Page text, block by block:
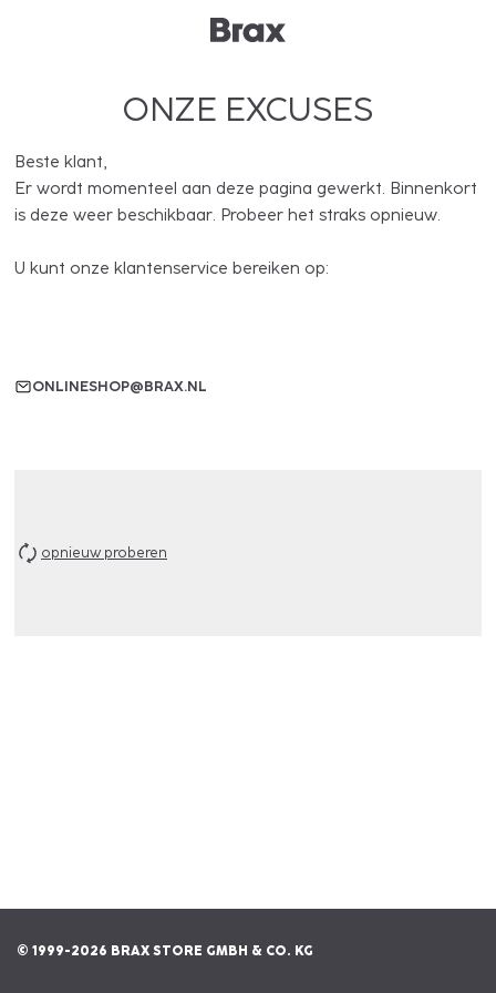
ONZE EXCUSES
Beste klant,
Er wordt momenteel aan deze pagina gewerkt. Binnenkort
is deze weer beschikbaar. Probeer het straks opnieuw.
U kunt onze klantenservice bereiken op:
ONLINESHOP@BRAX.NL
opnieuw proberen
© 1999-2026 BRAX STORE GMBH & CO. KG